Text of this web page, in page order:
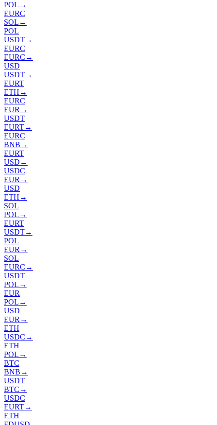
POL →
EURC
SOL →
POL
USDT→
EURC
EURC →
USD
USDT→
EURT
ETH →
EURC
EUR →
USDT
EURT→
EURC
BNB →
EURT
USD →
USDC
EUR →
USD
ETH →
SOL
POL →
EURT
USDT→
POL
EUR →
SOL
EURC →
USDT
POL →
EUR
POL →
USD
EUR →
ETH
USDC →
ETH
POL →
BTC
BNB →
USDT
BTC →
USDC
EURT→
ETH